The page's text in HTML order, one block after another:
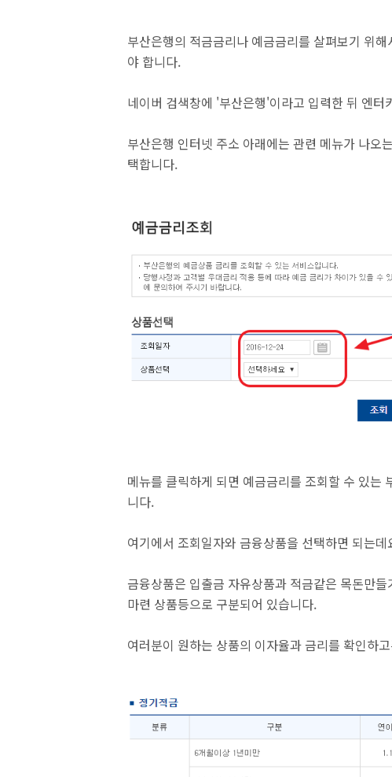
부산은행의 적금금리나 예금금리를 살펴보기 위
야 합니다.
네이버 검색창에 '부산은행'이라고 입력한 뒤 엔
부산은행 인터넷 주소 아래에는 관련 메뉴가 나오
택합니다.
메뉴를 클릭하게 되면 예금금리를 조회할 수 있는
니다.
여기에서 조회일자와 금융상품을 선택하면 되는데
금융상품은 입출금 자유상품과 적금같은 목돈만
마련 상품등으로 구분되어 있습니다.
여러분이 원하는 상품의 이자율과 금리를 확인하